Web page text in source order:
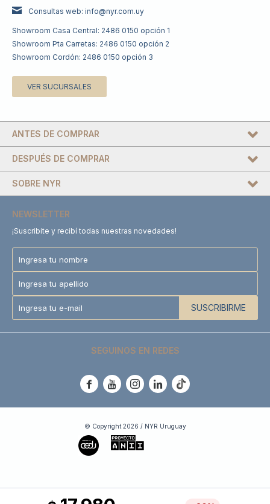
Consultas web: info@nyr.com.uy
Showroom Casa Central: 2486 0150 opción 1
Showroom Pta Carretas: 2486 0150 opción 2
Showroom Cordón: 2486 0150 opción 3
VER SUCURSALES
DESPUÉS DE COMPRAR
SOBRE NYR
ANTES DE COMPRAR
NEWSLETTER
¡Suscribite y recibí todas nuestras novedades!
SUSCRIBIRME
SEGUINOS EN REDES
    
© Copyright 2026 / NYR Uruguay